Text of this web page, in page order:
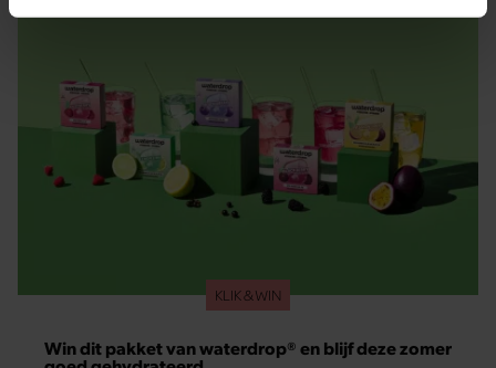
intrekken in de Cookieverklaring.
personaliseren, om functies voor social media te bieden
en om ons websiteverkeer te analyseren. Ook delen we
informatie over uw gebruik van onze site met onze
partners voor social media, adverteren en analyse. Deze
partners kunnen deze gegevens combineren met andere
gaat akkoord met onze cookies als u onze website blijft
KLIK & WIN
Win dit pakket van waterdrop® en blijf deze zomer